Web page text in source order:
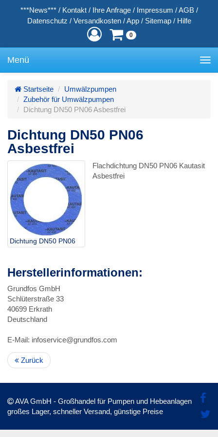
***News*** / Kontakt / Ihre Anfrage / Impressum / AGB /
Datenschutz / Versandkosten / App / Sitemap / Hilfe
0
Menü
Startseite
Umwälzpumpen
Zubehör für Umwälzpumpen
Dichtung DN50 PN06 Asbestfrei
Dichtung DN50 PN06
Asbestfrei
Dichtung DN50 PN06
Flachdichtung DN50 PN06 Kautasit
Asbestfrei
Herstellerinformationen:
Grundfos GmbH
Schlüterstraße 33
40699 Erkrath
Deutschland
E-Mail: infoservice@grundfos.com
Zurück
AVA GmbH - Großhandel für Pumpen und Hebeanlagen
großes Lager, schneller Versand, günstige Preise